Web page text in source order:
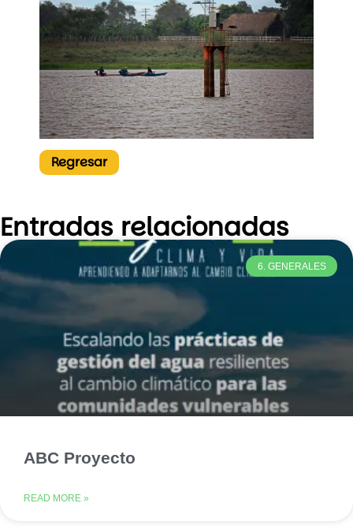
Regresar
Entradas relacionadas
6. GENERALES
ABC Proyecto
READ MORE »